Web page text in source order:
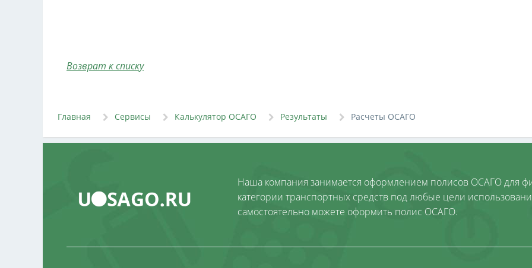
Возврат к списку
Главная Сервисы Калькулятор ОСАГО Результаты Расчеты ОСАГО
Наша компания занимается оформлением полисов ОСАГО для
категории транспортных средств под любые цели
самостоятельно можете оформить полис ОСАГО.